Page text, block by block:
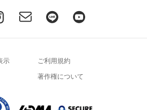
示 ご利用規約
著作権について